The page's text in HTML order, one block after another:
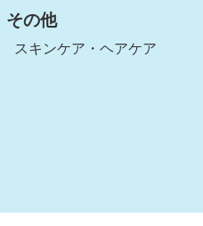
その他
スキンケア・ヘアケア